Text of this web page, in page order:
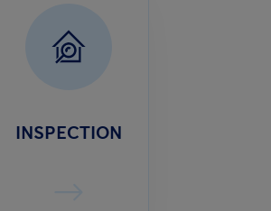
INSPECTION